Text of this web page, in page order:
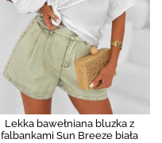
Lekka bawełniana bluzka z
falbankami Sun Breeze biała